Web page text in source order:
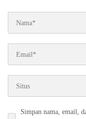
Simpan nama, email,